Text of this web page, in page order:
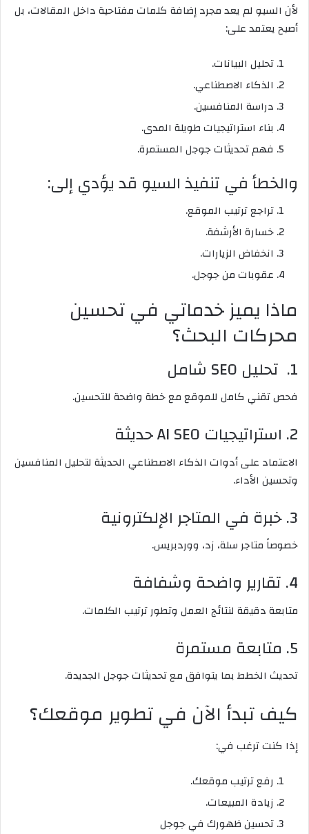
لأن السيو لم يعد مجرد إضافة كلمات مفتاحية داخل المقالات، بل
أصبح يعتمد على:
تحليل البيانات.
الذكاء الاصطناعي.
دراسة المنافسين.
بناء استراتيجيات طويلة المدى.
فهم تحديثات جوجل المستمرة.
والخطأ في تنفيذ السيو قد يؤدي إلى:
تراجع ترتيب الموقع.
خسارة الأرشفة.
انخفاض الزيارات.
عقوبات من جوجل.
ماذا يميز خدماتي في تحسين
محركات البحث؟
1. تحليل SEO شامل
فحص تقني كامل للموقع مع خطة واضحة للتحسين.
2. استراتيجيات AI SEO حديثة
الاعتماد على أدوات الذكاء الاصطناعي الحديثة لتحليل المنافسين
وتحسين الأداء.
3. خبرة في المتاجر الإلكترونية
خصوصاً متاجر سلة، زد، ووردبريس.
4. تقارير واضحة وشفافة
متابعة دقيقة لنتائج العمل وتطور ترتيب الكلمات.
5. متابعة مستمرة
تحديث الخطط بما يتوافق مع تحديثات جوجل الجديدة.
كيف تبدأ الآن في تطوير موقعك؟
إذا كنت ترغب في:
رفع ترتيب موقعك.
زيادة المبيعات.
تحسين ظهورك في جوجل